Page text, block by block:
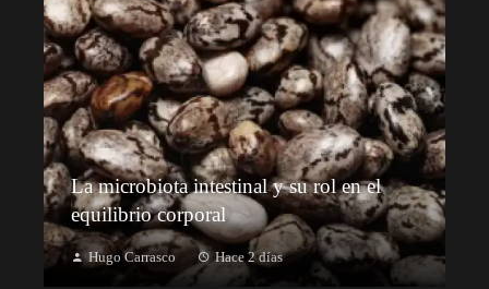
La microbiota intestinal y su rol en el
equilibrio corporal
Hugo Carrasco Hace 2 días